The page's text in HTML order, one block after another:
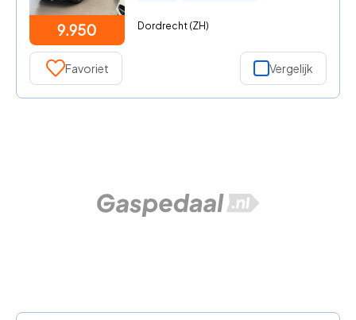
9.950 Dordrecht (ZH)
Favoriet Vergelijk